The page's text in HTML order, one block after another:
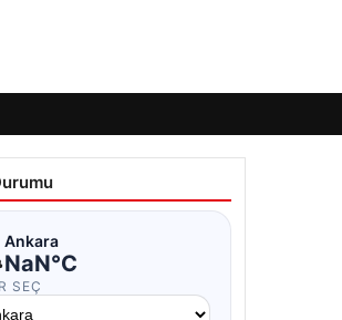
Ankara
NaN°C
SEÇ